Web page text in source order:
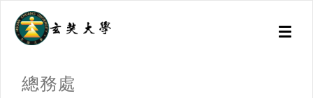
Toggle
總務處